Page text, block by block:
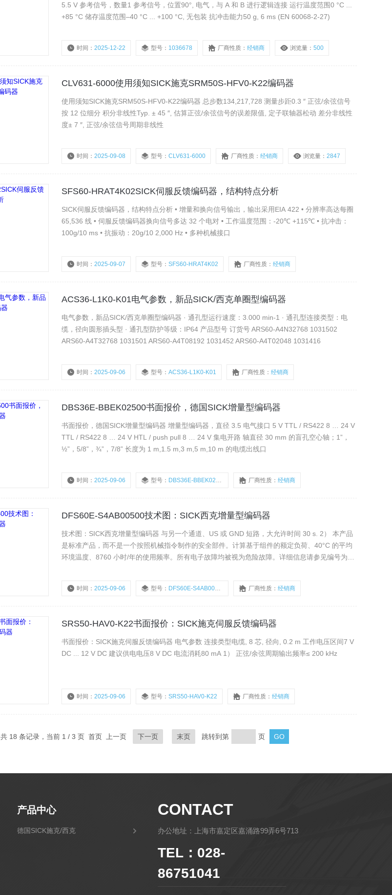
5.5 V 参考信号，数量1 参考信号，位置90°, 电气，与 A 和 B 进行逻辑连接 运行温度范围0 °C ...
+85 °C 储存温度范围–40 °C ... +100 °C, 无包装 抗冲击能力50 g, 6 ms (EN 60068-2-27)
时间：2025-12-22 型号： 1036678 厂商性质：经销商 浏览量：500
CLV631-6000使用须知SICK施克SRM50S-HFV0-K22编码器
使用须知SICK施克SRM50S-HFV0-K22编码器 总步数134,217,728 测量步距0.3 ″ 正弦/余弦信号
按 12 位细分 积分非线性Typ. ± 45 ″, 估算正弦/余弦信号的误差限值, 定子联轴器松动 差分非线性
度± 7 ″, 正弦/余弦信号周期非线性
时间：2025-09-08 型号：CLV631-6000 厂商性质：经销商 浏览量：2847
SFS60-HRAT4K02SICK伺服反馈编码器，结构特点分析
SICK伺服反馈编码器，结构特点分析 • 增量和换向信号输出，输出采用EIA 422 • 分辨率高达每圈
65,536 线 • 伺服反馈编码器换向信号多达 32 个电对 • 工作温度范围：-20℃ +115℃ • 抗冲击：
100g/10 ms • 抗振动：20g/10 2,000 Hz • 多种机械接口
时间：2025-09-07 型号：SFS60-HRAT4K02 厂商性质：经销商
ACS36-L1K0-K01电气参数，新品SICK/西克单圈型编码器
电气参数，新品SICK/西克单圈型编码器 · 通孔型运行速度：3.000 min-1 · 通孔型连接类型：电
缆，径向圆形插头型 · 通孔型防护等级：IP64 产品型号 订货号 ARS60-A4N32768 1031502
ARS60-A4T32768 1031501 ARS60-A4T08192 1031452 ARS60-A4T02048 1031416
时间：2025-09-06 型号：ACS36-L1K0-K01 厂商性质：经销商
DBS36E-BBEK02500书面报价，德国SICK增量型编码器
书面报价，德国SICK增量型编码器 增量型编码器，直径 3.5 电气接口 5 V TTL / RS422 8 … 24 V
TTL / RS422 8 … 24 V HTL / push pull 8 … 24 V 集电开路 轴直径 30 mm 的盲孔空心轴；1”，
½”，5/8”，¾”，7/8” 长度为 1 m,1.5 m,3 m,5 m,10 m 的电缆出线口
时间：2025-09-06 型号： DBS36E-BBEK02500 厂商性质：经销商
DFS60E-S4AB00500技术图：SICK西克增量型编码器
技术图：SICK西克增量型编码器 与另一个通道、US 或 GND 短路，大允许时间 30 s. 2） 本产品
是标准产品，而不是一个按照机械指令制作的安全部件。计算基于组件的额定负荷、40°C 的平均
环境温度、8760 小时/年的使用频率。所有电子故障均被视为危险故障。详细信息请参见编号为
时间：2025-09-06 型号： DFS60E-S4AB00500 厂商性质：经销商
SRS50-HAV0-K22书面报价：SICK施克伺服反馈编码器
书面报价：SICK施克伺服反馈编码器 电气参数 连接类型电缆, 8 芯, 径向, 0.2 m 工作电压区间7 V
DC ... 12 V DC 建议供电电压8 V DC 电流消耗80 mA 1） 正弦/余弦周期输出频率≤ 200 kHz
时间：2025-09-06 型号：SRS50-HAV0-K22 厂商性质：经销商
共 18 条记录，当前 1 / 3 页 首页 上一页 下一页 末页 跳转到第 页
产品中心
德国SICK施克/西克
CONTACT
办公地址：上海市嘉定区嘉涌路99弄6号713
TEL：028-
86751041